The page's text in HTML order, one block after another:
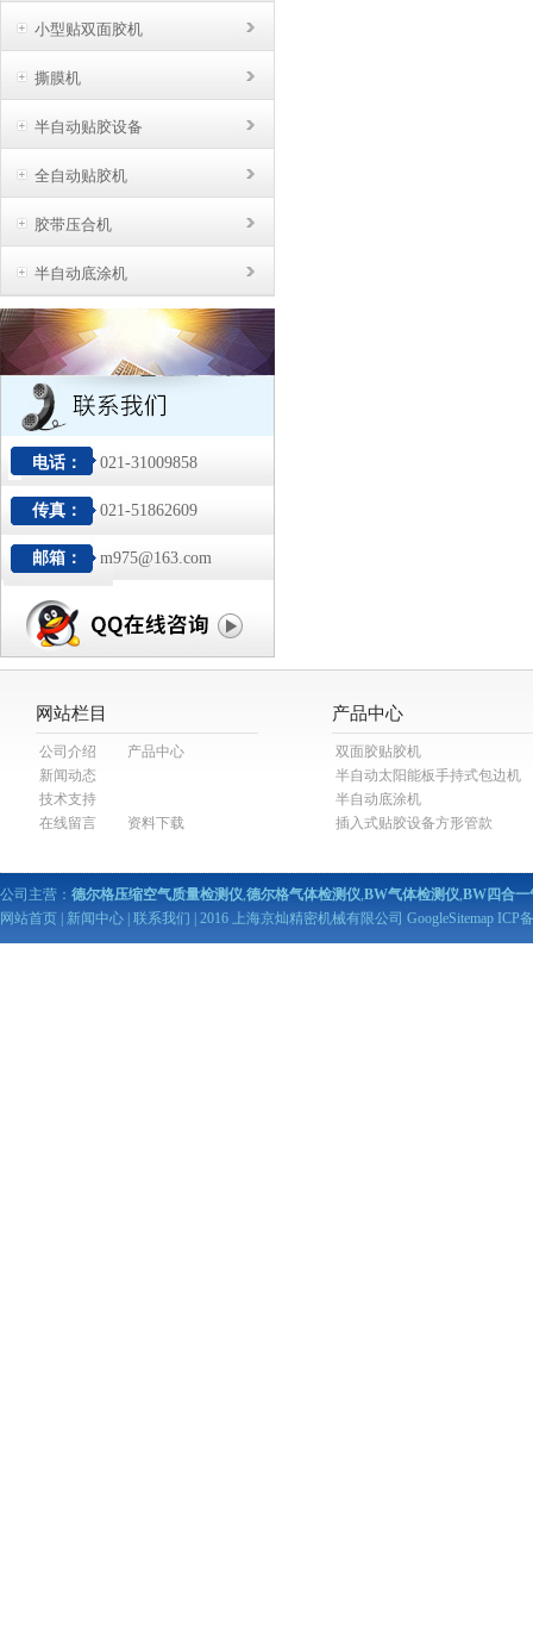
小型贴双面胶机
撕膜机
半自动贴胶设备
全自动贴胶机
胶带压合机
半自动底涂机
电话： 021-31009858
传真： 021-51862609
邮箱： m975@163.com
网站栏目
公司介绍
产品中心
新闻动态
技术支持
在线留言
资料下载
产品中心
双面胶贴胶机
半自动太阳能板手持式包边机
半自动底涂机
插入式贴胶设备方形管款
公司主营： 德尔格压缩空气质量检测仪,德尔格气体检测仪,BW气体检测仪,BW四合一
网站首页
新闻中心 联系我们 | 2016 上海京灿精密机械有限公司 GoogleSitemap ICP